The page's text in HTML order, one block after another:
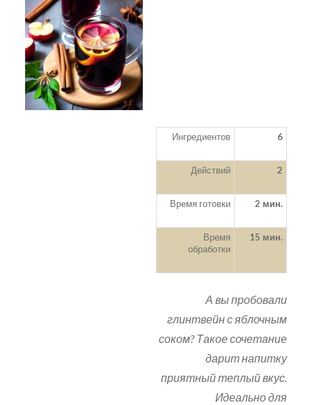
Ингредиентов 6
Действий 2
Время готовки 2 мин.
Время
обработки
15 мин.
А вы пробовали
глинтвейн с яблочным
соком? Такое сочетание
дарит напитку
приятный теплый вкус.
Идеально для